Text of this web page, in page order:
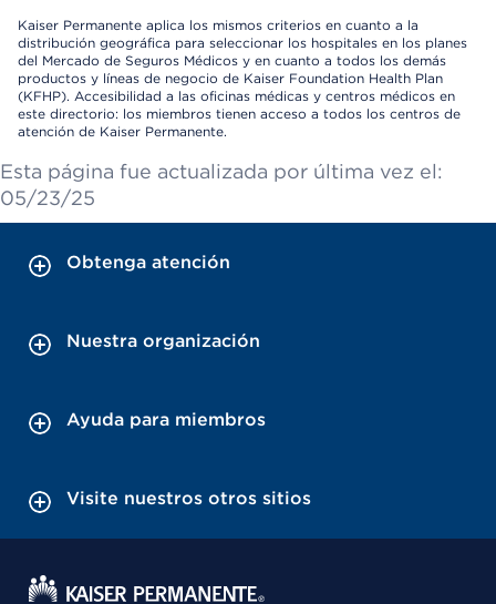
Kaiser Permanente aplica los mismos criterios en cuanto a la
distribución geográfica para seleccionar los hospitales en los planes
del Mercado de Seguros Médicos y en cuanto a todos los demás
productos y líneas de negocio de Kaiser Foundation Health Plan
(KFHP). Accesibilidad a las oficinas médicas y centros médicos en
este directorio: los miembros tienen acceso a todos los centros de
atención de Kaiser Permanente.
Esta página fue actualizada por última vez el:
05/23/25
Obtenga atención
Nuestra organización
Ayuda para miembros
Visite nuestros otros sitios